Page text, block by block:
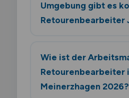
Umgebung gibt es
Retourenbearbeiter
Wie ist der
Retourenbearbeiter
Meinerzhagen 2026?